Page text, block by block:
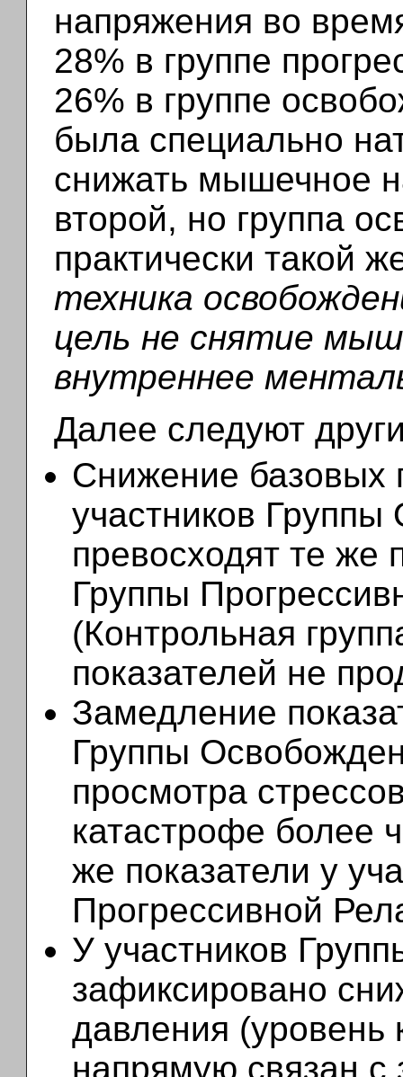
напряжения во
28% в группе
26% в группе
была специально
снижать мышечное
второй, но группа
практически такой
техника
цель не снятие
внутреннее
Далее следуют
Снижение базовых
участников
превосходят те же
Группы
(Контрольная
показателей не
Замедление
Группы
просмотра
катастрофе более
же показатели у
Прогрессивной
У участников
зафиксировано
давления (уровень
напрямую связан с